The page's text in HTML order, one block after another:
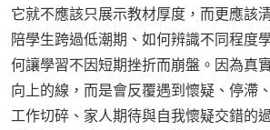
它就不應該只展示教材厚度，而更應該
陪學生跨過低潮期、如何辨識不同程度
何讓學習不因短期挫折而崩盤。因為真
向上的線，而是會反覆遇到懷疑、停滯
工作切碎、家人期待與自我懷疑交錯的